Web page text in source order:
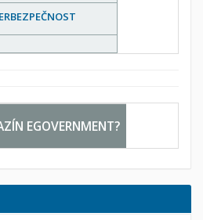
EGOVERNMENT?